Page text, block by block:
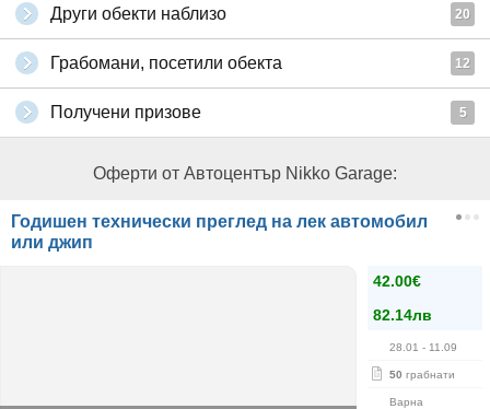
Други обекти наблизо 20
Грабомани, посетили обекта 12
Получени призове 5
Оферти от Автоцентър Nikko Garage:
Годишен технически преглед на лек автомобил
или джип
42.00€
82.14лв
28.01 - 11.09
50 грабнати
Варна